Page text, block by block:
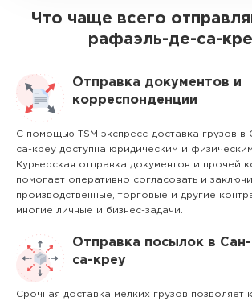
Что чаще всего
рафаэль-де-са-
Отправка документов и
корреспонденции
С помощью TSM экспресс-доставка грузов в
са-креу доступна юридическим и
Курьерская отправка документов и прочей
помогает оперативно согласовать и
производственные, торговые и другие
многие личные и бизнес-задачи.
Отправка посылок в
са-креу
Срочная доставка мелких грузов позволяет